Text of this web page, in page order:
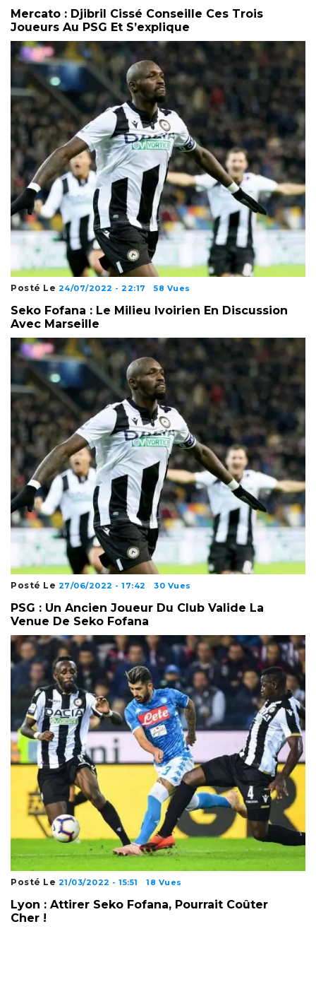
Mercato : Djibril Cissé Conseille Ces Trois
Joueurs Au PSG Et S’explique
Posté Le 24/07/2022 - 22:17 58 Vues
Seko Fofana : Le Milieu Ivoirien En Discussion
Avec Marseille
Posté Le 27/06/2022 - 17:42 30 Vues
PSG : Un Ancien Joueur Du Club Valide La
Venue De Seko Fofana
Posté Le 21/03/2022 - 15:51 18 Vues
Lyon : Attirer Seko Fofana, Pourrait Coûter
Cher !